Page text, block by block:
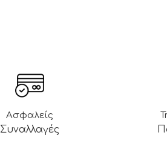
Ασφαλείς
Συναλλαγές